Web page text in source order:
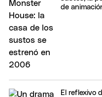
de
El reflexivo